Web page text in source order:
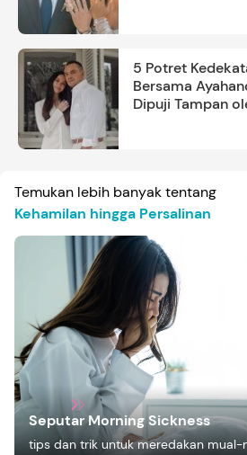
5 Potret
Bersama
Dipuji Tampan
Temukan lebih banyak tentang
Kehamilan hingga Persalinan
Seputar Morning Sickness
tips dan trik untuk meredakan mual-